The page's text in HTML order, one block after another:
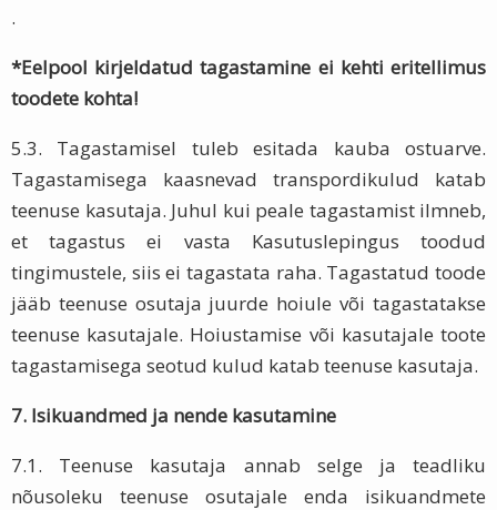
.
*Eelpool kirjeldatud tagastamine ei kehti eritellimus
toodete kohta!
5.3. Tagastamisel tuleb esitada kauba ostuarve.
Tagastamisega kaasnevad transpordikulud katab
teenuse kasutaja. Juhul kui peale tagastamist ilmneb,
et tagastus ei vasta Kasutuslepingus toodud
tingimustele, siis ei tagastata raha. Tagastatud toode
jääb teenuse osutaja juurde hoiule või tagastatakse
teenuse kasutajale. Hoiustamise või kasutajale toote
tagastamisega seotud kulud katab teenuse kasutaja.
7. Isikuandmed ja nende kasutamine
7.1. Teenuse kasutaja annab selge ja teadliku
nõusoleku teenuse osutajale enda isikuandmete